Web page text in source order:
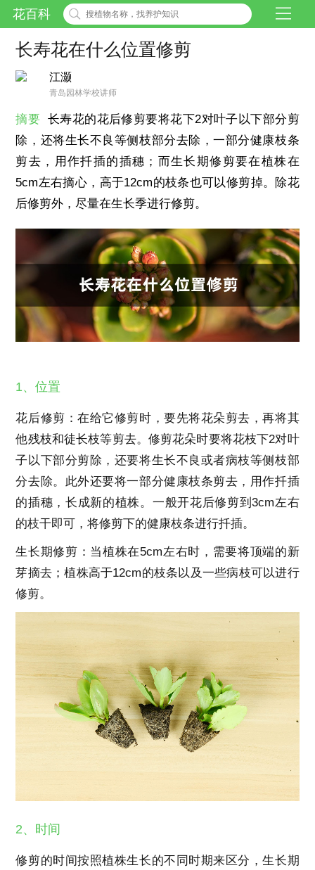
花百科
长寿花在什么位置修剪
江灏
青岛园林学校讲师
摘要 长寿花的花后修剪要将花下2对叶子以下部分剪
除，还将生长不良等侧枝部分去除，一部分健康枝条
剪去，用作扦插的插穗；而生长期修剪要在植株在
5cm左右摘心，高于12cm的枝条也可以修剪掉。除花
后修剪外，尽量在生长季进行修剪。
1、位置
花后修剪：在给它修剪时，要先将花朵剪去，再将其
他残枝和徒长枝等剪去。修剪花朵时要将花枝下2对叶
子以下部分剪除，还要将生长不良或者病枝等侧枝部
分去除。此外还要将一部分健康枝条剪去，用作扦插
的插穗，长成新的植株。一般开花后修剪到3cm左右
的枝干即可，将修剪下的健康枝条进行扦插。
生长期修剪：当植株在5cm左右时，需要将顶端的新
芽摘去；植株高于12cm的枝条以及一些病枝可以进行
修剪。
2、时间
修剪的时间按照植株生长的不同时期来区分，生长期